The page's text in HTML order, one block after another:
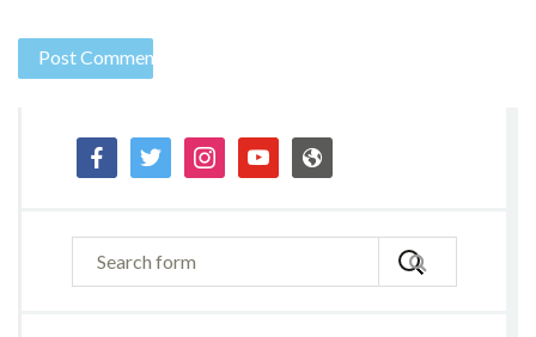
facebooktwitter instagramyoutubeadmin-
site